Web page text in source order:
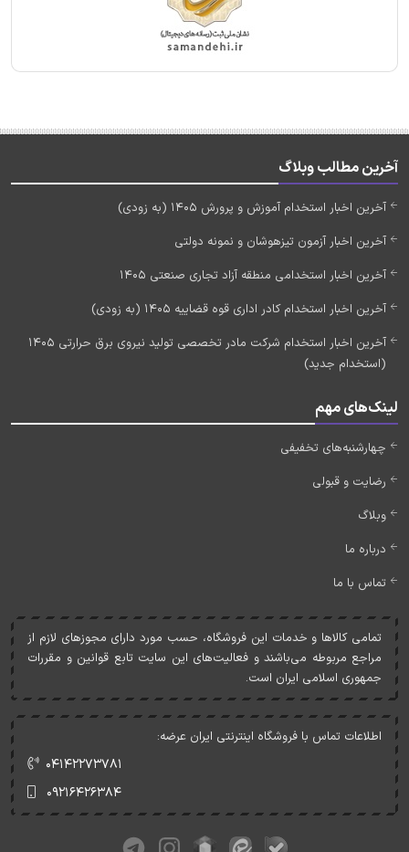
آخرین مطالب وبلاگ
آخرین اخبار استخدام آموزش و پرورش 1405 (به زودی)
آخرین اخبار آزمون تیزهوشان و نمونه دولتی
آخرین اخبار استخدامی منطقه آزاد تجاری صنعتی 1405
آخرین اخبار استخدام کادر اداری قوه قضاییه 1405 (به زودی)
آخرین اخبار استخدام شرکت مادر تخصصی تولید نیروی برق حرارتی 1405
(استخدام جدید)
لینک‌های مهم
چهارشنبه‌های تخفیفی
رضایت و قبولی
وبلاگ
درباره ما
تماس با ما
تمامی کالاها و خدمات اين فروشگاه، حسب مورد دارای مجوزهای لازم از
مراجع مربوطه می‌باشند و فعاليت‌های اين سايت تابع قوانين و مقررات
جمهوری اسلامی ايران است.
اطلاعات تماس با فروشگاه اینترنتی ایران عرضه:
۰۴۱۴۲۲۷۳۷۸۱
۰۹۲۱۶۴۲۶۳۸۴